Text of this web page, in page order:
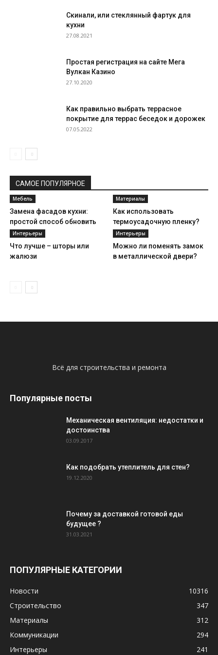
Скинали, или стеклянный фартук для
кухни
27.08.2021
Простая регистрация на сайте Мега
Вулкан Казино
27.10.2020
Как правильно выбрать террасное
покрытие для террас беседок и дорожек
07.05.2022
САМОЕ ПОПУЛЯРНОЕ
Мебель
Замена фасадов кухни:
простой способ обновить
интерьер
Материалы
Как использовать
термоусадочную пленку?
Интерьеры
Что лучше – шторы или
жалюзи
Интерьеры
Можно ли поменять замок
в металлической двери?
Всё для строительства и ремонта
Популярные посты
Механическая вентиляция: недостатки и
достоинства
03.09.2017
Как подобрать утеплитель для стен?
19.12.2020
Почему за доставкой готовой еды
будущее ?
31.03.2021
ПОПУЛЯРНЫЕ КАТЕГОРИИ
Новости
10316
Строительство
347
Материалы
312
Коммуникации
294
Интерьеры
241